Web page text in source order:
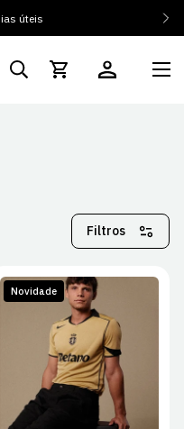
úteis
Filtros
Novidade
M L
2XL